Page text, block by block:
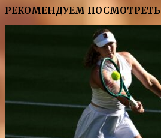
РЕКОМЕНДУЕМ ПОСМОТРЕТЬ